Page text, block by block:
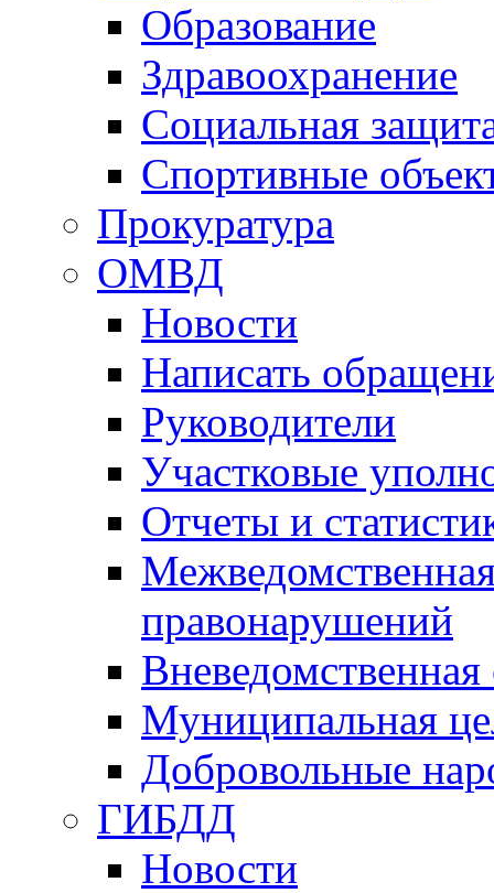
Образование
Здравоохранение
Социальная
Спортивные
Прокуратура
ОМВД
Новости
Написать
Руководители
Участковые
Отчеты и
правонарушений
Вневедомственная
Муниципальная
Добровольные
ГИБДД
Новости